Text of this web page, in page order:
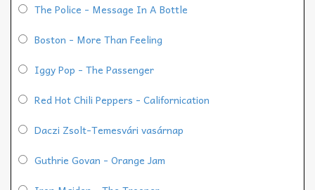
The Police - Message In A Bottle
Boston - More Than Feeling
Iggy Pop - The Passenger
Red Hot Chili Peppers - Californication
Daczi Zsolt-Temesvári vasárnap
Guthrie Govan - Orange Jam